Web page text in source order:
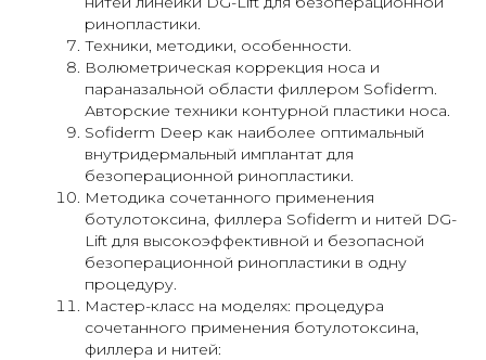
ринопластики.
Техники, методики, особенности.
Волюметрическая коррекция носа и
параназальной области филлером Sofiderm.
Авторские техники контурной пластики носа.
Sofiderm Deep как наиболее оптимальный
внутридермальный имплантат для
безоперационной ринопластики.
Методика сочетанного применения
ботулотоксина, филлера Sofiderm и нитей DG-
Lift для высокоэффективной и безопасной
безоперационной ринопластики в одну
процедуру.
Мастер-класс на моделях: процедура
сочетанного применения ботулотоксина,
филлера и нитей: